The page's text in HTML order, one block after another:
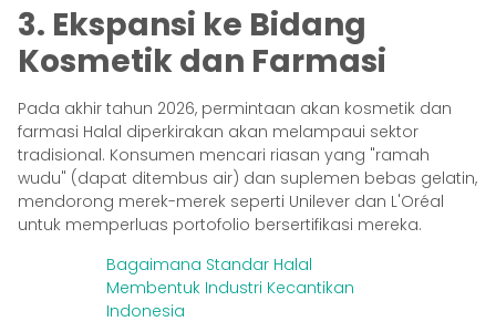
3. Ekspansi ke Bidang
Kosmetik dan Farmasi
Pada akhir tahun 2026, permintaan akan kosmetik dan
farmasi Halal diperkirakan akan melampaui sektor
tradisional. Konsumen mencari riasan yang "ramah
wudu" (dapat ditembus air) dan suplemen bebas gelatin,
mendorong merek-merek seperti Unilever dan L'Oréal
untuk memperluas portofolio bersertifikasi mereka.
Bagaimana Standar Halal
Membentuk Industri Kecantikan
Indonesia